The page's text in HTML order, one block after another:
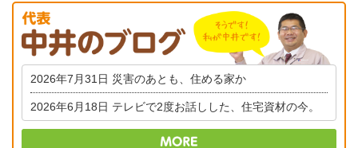
2026年7月31日 災害のあとも、住める家か
2026年6月18日 テレビで2度お話しした、住宅資材の今。